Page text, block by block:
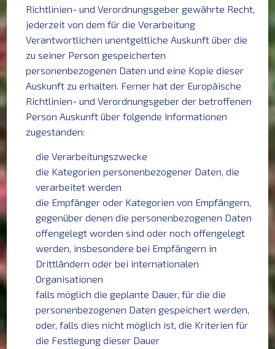
Richtlinien- und Verordnungsgeber gewährte Recht,
jederzeit von dem für die Verarbeitung
Verantwortlichen unentgeltliche Auskunft über die
zu seiner Person gespeicherten
personenbezogenen Daten und eine Kopie dieser
Auskunft zu erhalten. Ferner hat der Europäische
Richtlinien- und Verordnungsgeber der betroffenen
Person Auskunft über folgende Informationen
zugestanden:
die Verarbeitungszwecke
die Kategorien personenbezogener Daten, die
verarbeitet werden
die Empfänger oder Kategorien von Empfängern,
gegenüber denen die personenbezogenen Daten
offengelegt worden sind oder noch offengelegt
werden, insbesondere bei Empfängern in
Drittländern oder bei internationalen
Organisationen
falls möglich die geplante Dauer, für die die
personenbezogenen Daten gespeichert werden,
oder, falls dies nicht möglich ist, die Kriterien für
die Festlegung dieser Dauer